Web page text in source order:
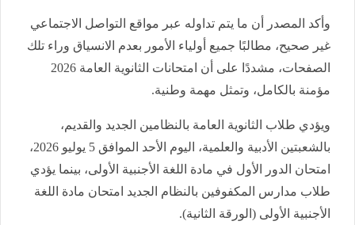
وأكد المصدر أن ما يتم تداوله عبر مواقع التواصل الاجتماعي
غير صحيح، مطالبًا جميع أولياء الأمور بعدم الانسياق وراء تلك
الصفحات، مشددًا على أن امتحانات الثانوية العامة 2026
مؤمنة بالكامل، وتمثل مهمة وطنية.
ويؤدي طلاب الثانوية العامة بالنظامين الجديد والقديم،
بالشعبتين الأدبية والعلمية، اليوم الأحد الموافق 5 يوليو 2026،
امتحان الدور الأول في مادة اللغة الأجنبية الأولى، بينما يؤدي
طلاب مدارس المكفوفين بالنظام الجديد امتحان مادة اللغة
الأجنبية الأولى (الورقة الثانية).